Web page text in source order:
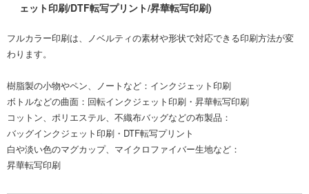
ェット印刷/DTF転写プリント/昇華転写印刷)
フルカラー印刷は、ノベルティの素材や形状で対応できる印刷方法が変
わります。
樹脂製の小物やペン、ノートなど：インクジェット印刷
ボトルなどの曲面：回転インクジェット印刷・昇華転写印刷
コットン、ポリエステル、不織布バッグなどの布製品：
バッグインクジェット印刷・DTF転写プリント
白や淡い色のマグカップ、マイクロファイバー生地など：
昇華転写印刷